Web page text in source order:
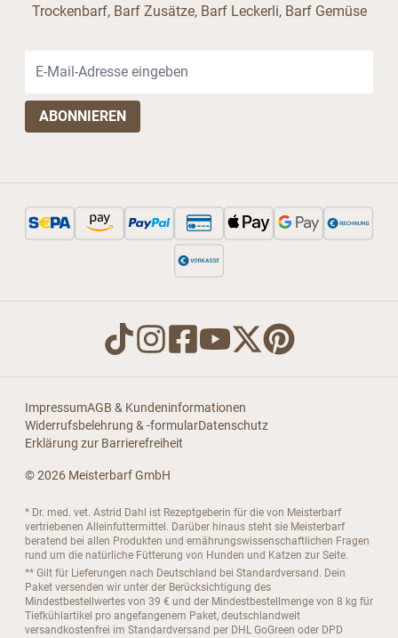
Trockenbarf, Barf Zusätze, Barf Leckerli, Barf Gemüse
ImpressumAGB & Kundeninformationen
Widerrufsbelehrung & -formularDatenschutz
Erklärung zur Barrierefreiheit
© 2026 Meisterbarf GmbH
* Dr. med. vet. Astrid Dahl ist Rezeptgeberin für die von Meisterbarf
vertriebenen Alleinfuttermittel. Darüber hinaus steht sie Meisterbarf
beratend bei allen Produkten und ernährungswissenschaftlichen Fragen
rund um die natürliche Fütterung von Hunden und Katzen zur Seite.
** Gilt für Lieferungen nach Deutschland bei Standardversand. Dein
Paket versenden wir unter der Berücksichtigung des
Mindestbestellwertes von 39 € und der Mindestbestellmenge von 8 kg für
Tiefkühlartikel pro angefangenem Paket, deutschlandweit
versandkostenfrei im Standardversand per DHL GoGreen oder DPD